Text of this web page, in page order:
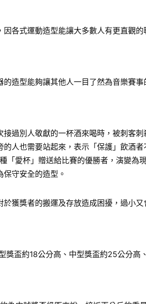
各式運動造型能讓大多數人有更直觀
造型能夠讓其他人一目了然為音樂賽
過別人敬獻的一杯酒來喝時，被刺客
人也需要站起來，表示「保護」飲酒
愛杯」贈送給比賽的優勝者，演變為
守安全的造型。
獲獎者的搬運及存放造成困擾，過小
盃約18公分高、中型獎盃約25公分